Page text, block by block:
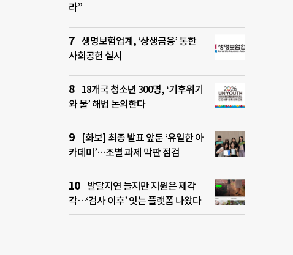
라”
생명보험업계, ‘상생금융’ 통한
사회공헌 실시
18개국 청소년 300명, ‘기후위기
와 물’ 해법 논의한다
[화보] 최종 발표 앞둔 ‘유일한 아
카데미’…조별 과제 막판 점검
발달지연 늘지만 지원은 제각
각…‘검사 이후’ 잇는 플랫폼 나왔다